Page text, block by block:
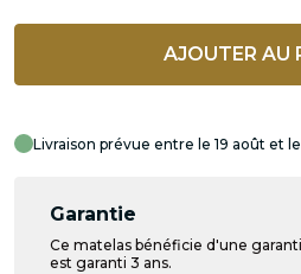
AJOUTER AU
Livraison prévue entre le 19 août et
Garantie
Ce matelas bénéficie d'une
est garanti 3 ans.